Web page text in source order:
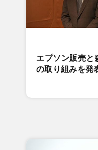
エプソン販売と
の取り組みを発